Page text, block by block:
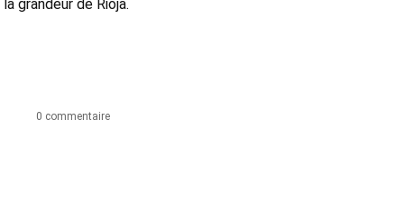
grandeur de Rioja.
0 commentaire